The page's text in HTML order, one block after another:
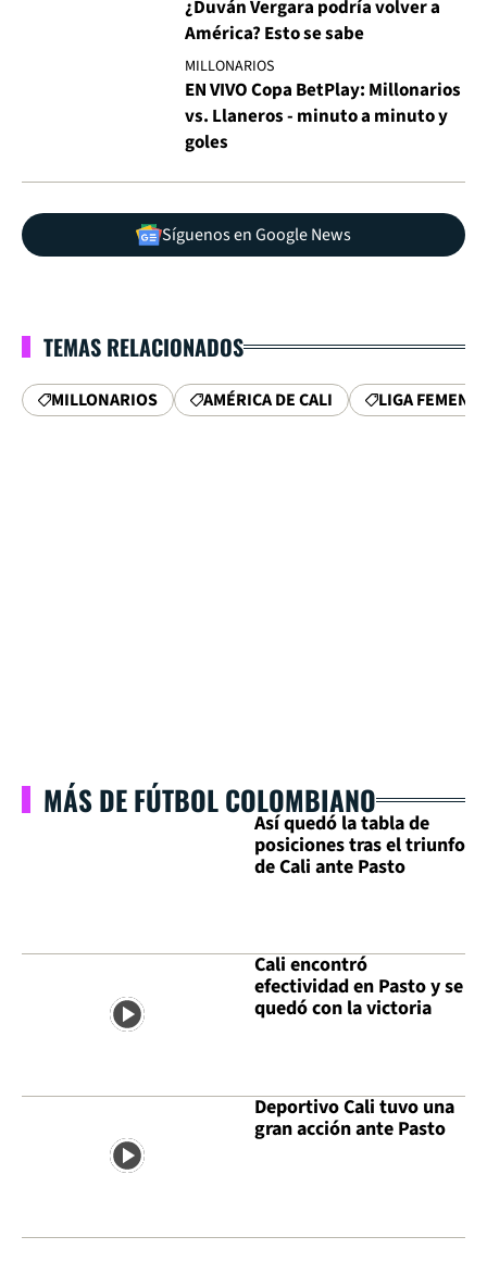
¿Duván Vergara podría volver a
América? Esto se sabe
MILLONARIOS
EN VIVO Copa BetPlay: Millonarios
vs. Llaneros - minuto a minuto y
goles
Síguenos en Google News
TEMAS RELACIONADOS
MILLONARIOS AMÉRICA DE CALI LIGA
MÁS DE FÚTBOL COLOMBIANO
Así quedó la tabla de
posiciones tras el triunfo
de Cali ante Pasto
Cali encontró
efectividad en Pasto y se
quedó con la victoria
Deportivo Cali tuvo una
gran acción ante Pasto